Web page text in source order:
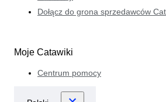
Dołącz do grona sprzedawców
Moje Catawiki
Centrum pomocy